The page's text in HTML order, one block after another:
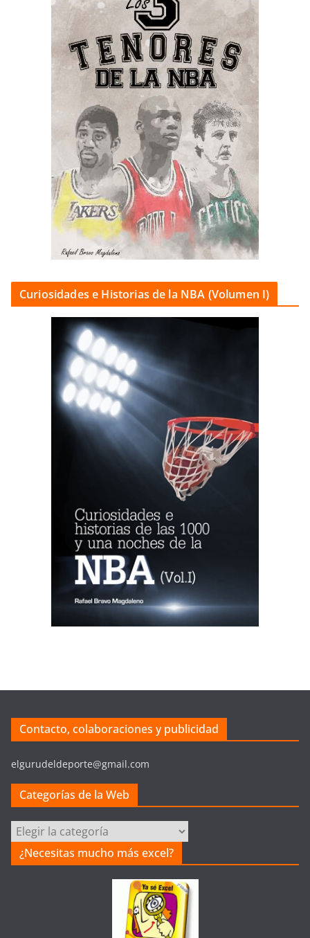
Curiosidades e Historias de la NBA (Volumen I)
Contacto, colaboraciones y publicidad
elgurudeldeporte@gmail.com
Categorías de la Web
Categorías
de
la
¿Necesitas mucho más excel?